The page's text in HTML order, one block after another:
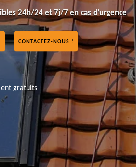
24h/24 et 7j/7 en cas d’urgence
CONTACTEZ-NOUS !
gratuits